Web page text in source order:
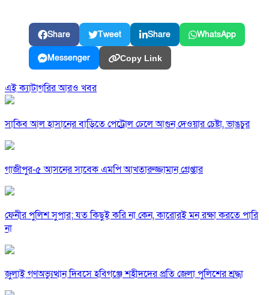
Share Tweet Share WhatsApp
Messenger Copy Link
এই ক্যাটাগরির আরও খবর
সাকিব আল হাসানের বাড়িতে পেট্রোল ঢেলে আগুন দেওয়ার চেষ্টা, ভাঙচুর
গাজীপুর-৫ আসনের সাবেক এমপি আখতারুজ্জামান গ্রেপ্তার
ফেনীর পুলিশ সুপার; যত কিছুই করি না কেন, কারোরই মন রক্ষা করতে পারি
না
জুলাই গণঅভ্যুত্থান দিবসে হবিগঞ্জে শহীদদের প্রতি জেলা পুলিশের শ্রদ্ধা